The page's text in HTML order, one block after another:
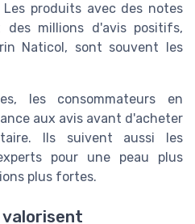
produits avec des notes
millions d'avis positifs,
Naticol, sont souvent les
les consommateurs en
aux avis avant d'acheter
Ils suivent aussi les
pour une peau plus
plus fortes.
valorisent